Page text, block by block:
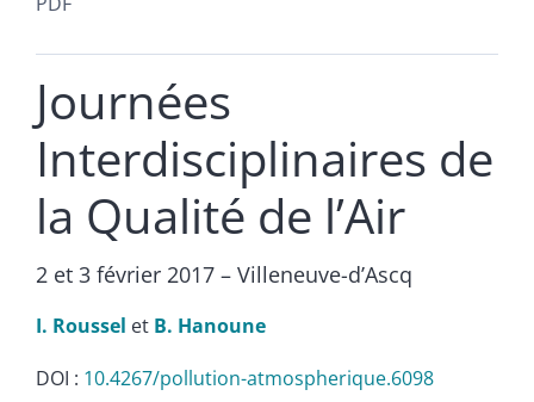
Journées
Interdisciplinaires de
la Qualité de l’Air
2 et 3 février 2017 – Villeneuve-d’Ascq
I. Roussel et B. Hanoune
DOI : 10.4267/pollution-atmospherique.6098